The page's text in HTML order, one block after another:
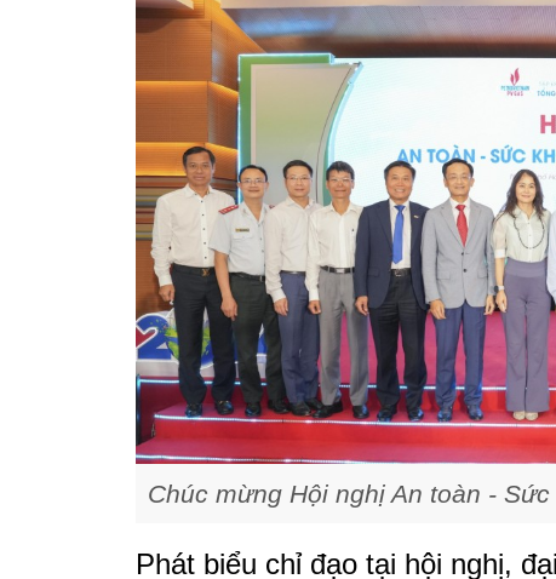
Chúc mừng Hội nghị An toàn -
Phát biểu chỉ đạo tại hội nghị,